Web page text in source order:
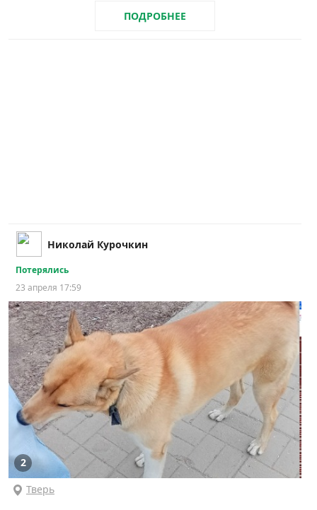
ПОДРОБНЕЕ
Николай Курочкин
Потерялись
23 апреля 17:59
2
Тверь